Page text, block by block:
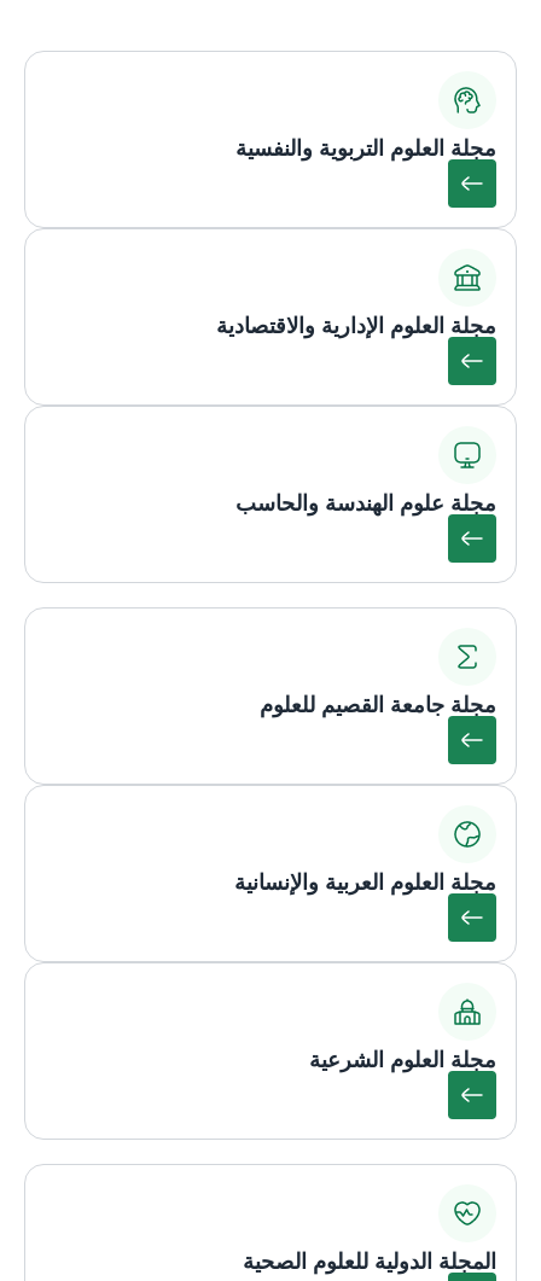
مجلة العلوم التربوية والنفسية
مجلة العلوم الإدارية والاقتصادية
مجلة علوم الهندسة والحاسب
مجلة جامعة القصيم للعلوم
مجلة العلوم العربية والإنسانية
مجلة العلوم الشرعية
المجلة الدولية للعلوم الصحية